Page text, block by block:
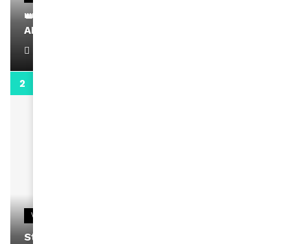
👑 Remerciements à Ayden pour son message sur
AMINA, le Magazine de la Femme
VIDEOS
Stacy passe un message